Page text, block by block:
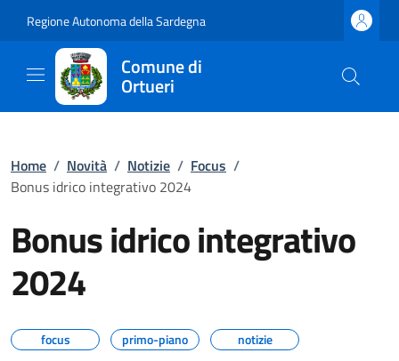
Regione Autonoma della Sardegna
Comune di
Ortueri
Home / Novità / Notizie / Focus /
Bonus idrico integrativo 2024
Bonus idrico integrativo
2024
focus primo-piano
notizie